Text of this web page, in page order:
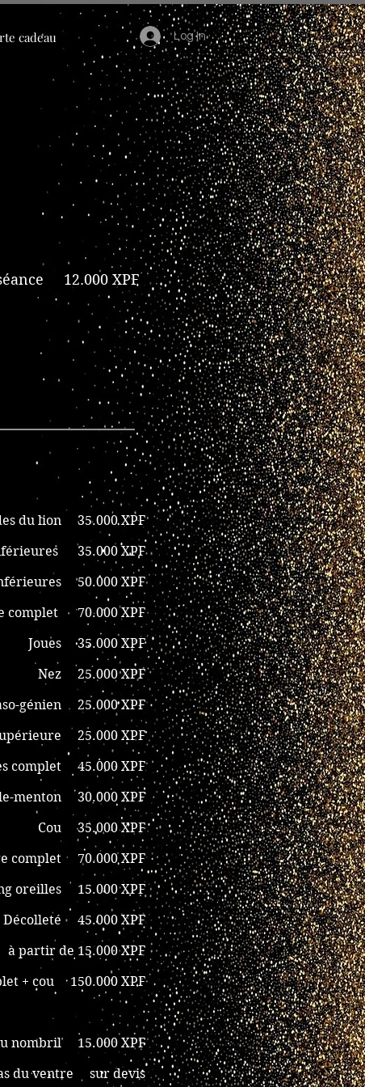
cadeau Log In
12.000 XPF
du lion 35.000 XPF
35.000 XPF
50.000 XPF
complet 70.000 XPF
Joues 35.000 XPF
Nez 25.000 XPF
génien 25.000 XPF
25.000 XPF
complet 45.000 XPF
menton 30.000 XPF
Cou 35.000 XPF
complet 70.000 XPF
oreilles 15.000 XPF
Décolleté 45.000 XPF
partir de 15.000 XPF
+ cou 150.000 XPF
nombril 15.000 XPF
du ventre sur devis